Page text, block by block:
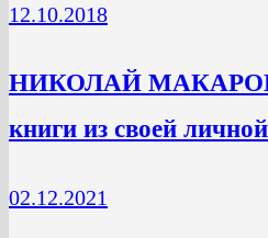
12.10.2018
НИКОЛАЙ МАКАРОВ
книги из своей
02.12.2021